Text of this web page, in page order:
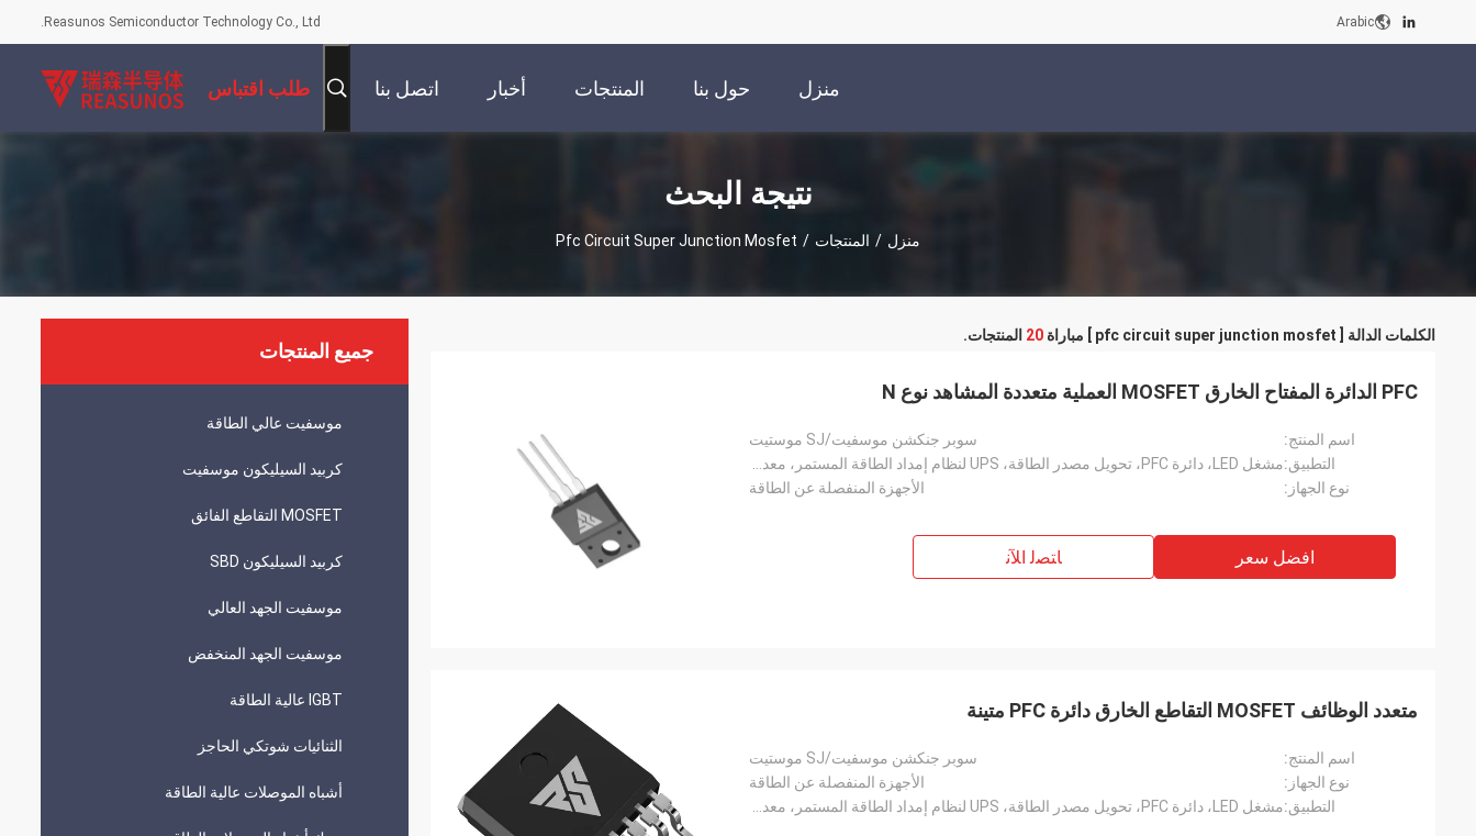
Reasunos Semiconductor Technology Co., Ltd. Arabic
منزل حول بنا المنتجات أخبار اتصل بنا طلب اقتباس
نتيجة البحث
منزل / المنتجات /
Pfc Circuit Super Junction Mosfet
جميع المنتجات
موسفيت عالي الطاقة
كربيد السيليكون موسفيت
MOSFET التقاطع الفائق
كربيد السيليكون SBD
موسفيت الجهد العالي
موسفيت الجهد المنخفض
IGBT عالية الطاقة
الثنائيات شوتكي الحاجز
أشباه الموصلات عالية الطاقة
الكلمات الدالة [ pfc circuit super junction mosfet ] مباراة 20 المنتجات.
PFC الدائرة المفتاح الخارق MOSFET العملية متعددة المشاهد نوع N
اسم المنتج:
سوبر جنكشن موسفيت/SJ موستيت
التطبيق:
نوع الجهاز:
الأجهزة المنفصلة عن الطاقة
افضل سعر ﺎﺘﺼﻟ ﺍﻶﻧ
متعدد الوظائف MOSFET التقاطع الخارق دائرة PFC متينة
اسم المنتج:
سوبر جنكشن موسفيت/SJ موستيت
نوع الجهاز:
الأجهزة المنفصلة عن الطاقة
التطبيق: